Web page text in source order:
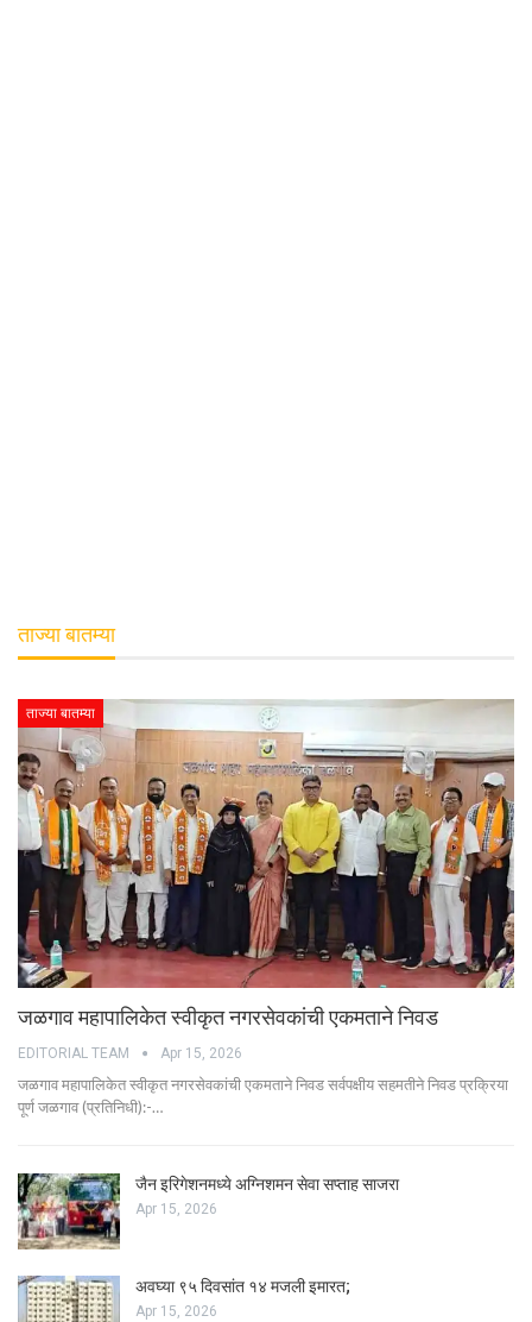
ताज्या बातम्या
ताज्या बातम्या
जळगाव महापालिकेत स्वीकृत नगरसेवकांची एकमताने निवड
EDITORIAL TEAM Apr 15, 2026
जळगाव महापालिकेत स्वीकृत नगरसेवकांची एकमताने निवड सर्वपक्षीय सहमतीने निवड प्रक्रिया
पूर्ण जळगाव (प्रतिनिधी):-…
जैन इरिगेशनमध्ये अग्निशमन सेवा सप्ताह साजरा
Apr 15, 2026
अवघ्या ९५ दिवसांत १४ मजली इमारत;
Apr 15, 2026